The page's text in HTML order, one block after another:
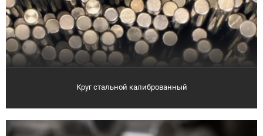
Круг стальной калиброванный